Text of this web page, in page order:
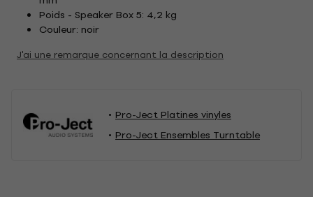
Poids - Speaker Box 5: 4,2 kg
Couleur: noir
J'ai une remarque concernant la description
Pro-Ject Platines vinyles
Pro-Ject Ensembles Turntable